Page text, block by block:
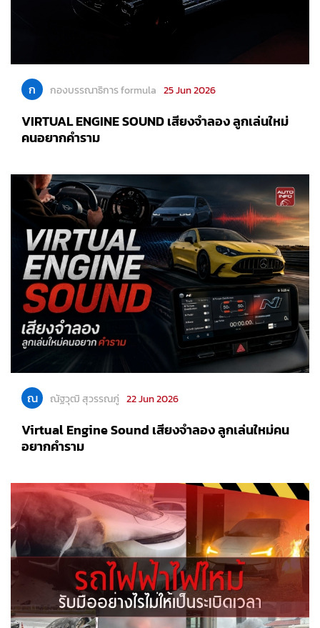
ก กองบรรณาธิการ formula 25 Jun 2026
VIRTUAL ENGINE SOUND เสียงจำลอง ลูกเล่นใหม่
คนอยากคำราม
ณ ณัฐวุฒิ สุวรรณภู่ 22 Jun 2026
Virtual Engine Sound เสียงจำลอง ลูกเล่นใหม่คน
อยากคำราม